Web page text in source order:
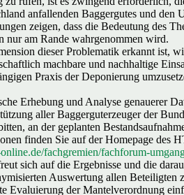
anfallenden Baggergutes und den
zeigen, dass die Bedeutung des
nur am Rande wahrgenommen wird.
dieser Problematik erkannt ist,
machbare und nachhaltige
Praxis der Deponierung
Erhebung und Analyse genauerer
aller Baggerguterzeuger der
an der geplanten
finden Sie auf der Homepage des
fachgremien/fachforum-
sich auf die Ergebnisse und die
Auswertung allen Beteiligten
Evaluierung der Mantelverordnung